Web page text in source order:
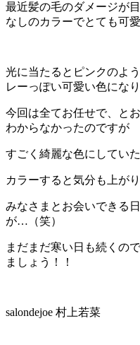
最近髪の毛のダメージが
なしのカラーでとても可
光に当たるとピンクのよ
レーっぽい可愛い色にな
今回は全てお任せで、と
わからなかったのですが
すごく綺麗な色にしてい
カラーすると気分も上が
みなさまとお会いできる
が…（笑）
まだまだ寒い日も続くの
ましょう！！
salondejoe 村上若菜